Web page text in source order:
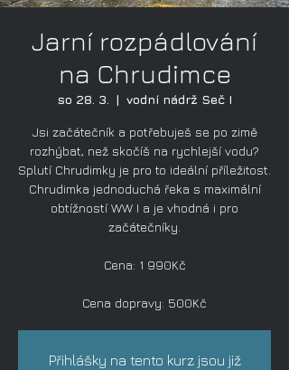
Jarní rozpádlování
na Chrudimce
so 28. 3.
  |
vodní nádrž Seč I
Jsi začátečník a potřebuješ se po zimě
rozhýbat, než skočíš na rychlejší vodu?
Splutí Chrudimky je pro to ideální příležitost.
Chrudimka jednoduchá řeka s maximální
obtížností WW I a je vhodná i pro
začátečníky.
Cena: 1 990Kč
Cena dopravy: 500Kč
Přihlášky na tento kurz jsou již